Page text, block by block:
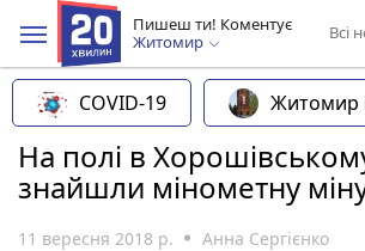
Пишеш ти! Коментує
Житомир
Всі
COVID-19 Житомир
На полі в
знайшли мінометну
11 вересня 2018 р. Анна Сергієнко